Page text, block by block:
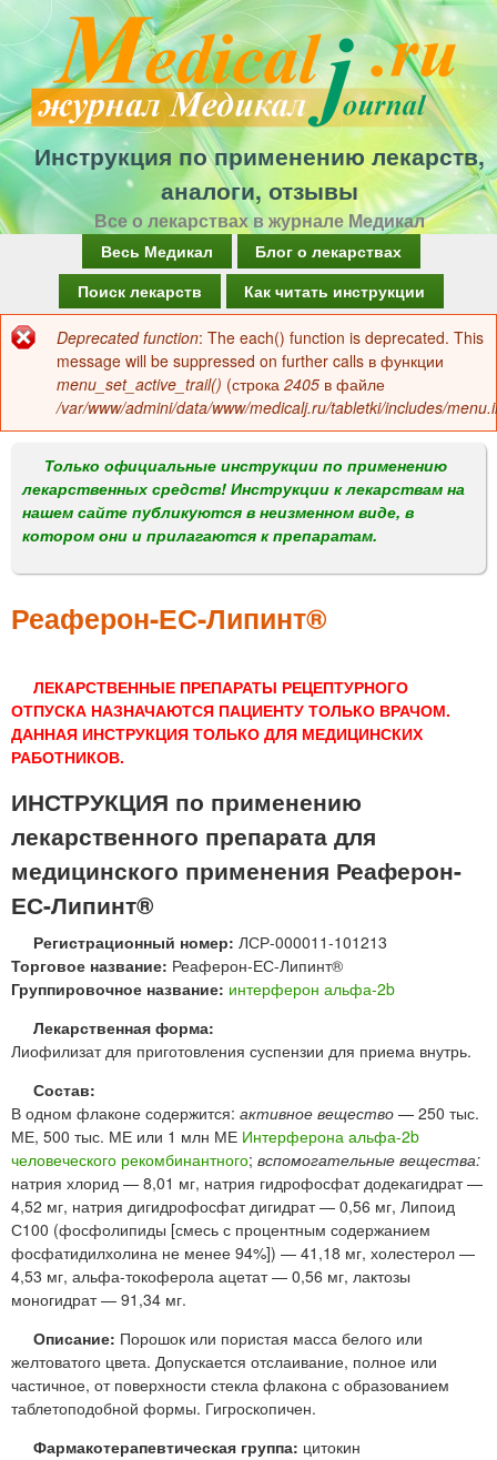
Перейти
к
основному
содержанию
Инструкция по применению лекарств,
аналоги, отзывы
Все о лекарствах в журнале Медикал
а
в
о
м
е
н
Весь Медикал
Блог о лекарствах
Поиск лекарств
Как читать инструкции
Сообщение
об
ошибке
Deprecated function: The each() function is deprecated. This
message will be suppressed on further calls в функции
menu_set_active_trail() (строка 2405 в файле
/var/www/admini/data/www/medicalj.ru/tabletki/includes/
Только официальные инструкции по применению
лекарственных средств! Инструкции к лекарствам на
нашем сайте публикуются в неизменном виде, в
котором они и прилагаются к препаратам.
Реаферон-ЕС-Липинт®
ЛЕКАРСТВЕННЫЕ ПРЕПАРАТЫ РЕЦЕПТУРНОГО
ОТПУСКА НАЗНАЧАЮТСЯ ПАЦИЕНТУ ТОЛЬКО ВРАЧОМ.
ДАННАЯ ИНСТРУКЦИЯ ТОЛЬКО ДЛЯ МЕДИЦИНСКИХ
РАБОТНИКОВ.
ИНСТРУКЦИЯ по применению
лекарственного препарата для
медицинского применения Реаферон-
ЕС-Липинт®
Регистрационный номер: ЛСР-000011-101213
Торговое название: Реаферон-ЕС-Липинт®
Группировочное название: интерферон альфа-2b
Лекарственная форма:
Лиофилизат для приготовления суспензии для приема внутрь.
Состав:
В одном флаконе содержится: активное вещество — 250 тыс.
МЕ, 500 тыс. МЕ или 1 млн МЕ Интерферона альфа-2b
человеческого рекомбинантного; вспомогательные вещества:
натрия хлорид — 8,01 мг, натрия гидрофосфат додекагидрат —
4,52 мг, натрия дигидрофосфат дигидрат — 0,56 мг, Липоид
С100 (фосфолипиды [смесь с процентным содержанием
фосфатидилхолина не менее 94%]) — 41,18 мг, холестерол —
4,53 мг, альфа-токоферола ацетат — 0,56 мг, лактозы
моногидрат — 91,34 мг.
Описание: Порошок или пористая масса белого или
желтоватого цвета. Допускается отслаивание, полное или
частичное, от поверхности стекла флакона с образованием
таблетоподобной формы. Гигроскопичен.
Фармакотерапевтическая группа: цитокин